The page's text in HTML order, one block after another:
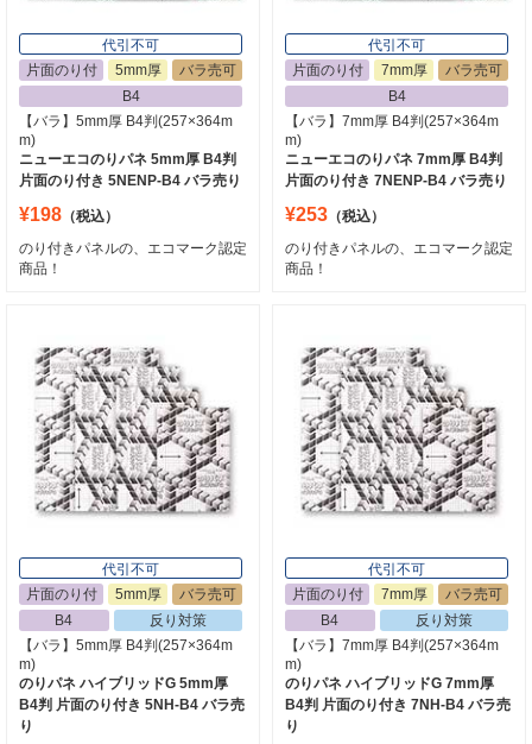
代引不可
片面のり付
5mm厚
バラ売可
B4
【バラ】5mm厚 B4判(257×364m
m)
ニューエコのりパネ 5mm厚 B4判
片面のり付き 5NENP-B4 バラ売り
¥198 （税込）
のり付きパネルの、エコマーク認定
商品！
代引不可
片面のり付
7mm厚
バラ売可
B4
【バラ】7mm厚 B4判(257×364m
m)
ニューエコのりパネ 7mm厚 B4判
片面のり付き 7NENP-B4 バラ売り
¥253 （税込）
のり付きパネルの、エコマーク認定
商品！
代引不可
片面のり付
5mm厚
バラ売可
B4
反り対策
【バラ】5mm厚 B4判(257×364m
m)
のりパネ ハイブリッドG 5mm厚
B4判 片面のり付き 5NH-B4 バラ売
り
代引不可
片面のり付
7mm厚
バラ売可
B4
反り対策
【バラ】7mm厚 B4判(257×364m
m)
のりパネ ハイブリッドG 7mm厚
B4判 片面のり付き 7NH-B4 バラ売
り